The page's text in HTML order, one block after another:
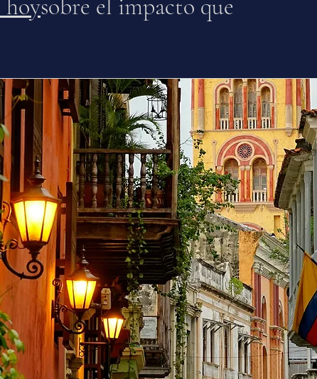
hoysobre el impacto que